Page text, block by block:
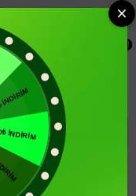
0
Filtreleme
İNDİRİM
İNDİRİM